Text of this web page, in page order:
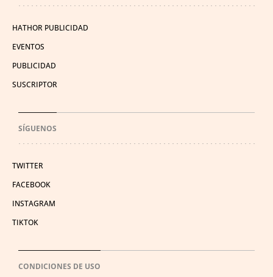
HATHOR PUBLICIDAD
EVENTOS
PUBLICIDAD
SUSCRIPTOR
SÍGUENOS
TWITTER
FACEBOOK
INSTAGRAM
TIKTOK
CONDICIONES DE USO